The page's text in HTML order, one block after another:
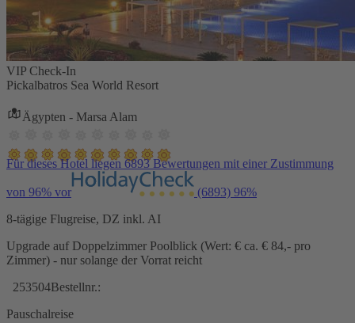
VIP Check-In
Pickalbatros Sea World Resort
Ägypten - Marsa Alam
Für dieses Hotel liegen 6893 Bewertungen mit einer Zustimmung
von 96% vor (6893) 96%
8-tägige Flugreise, DZ inkl. AI
Upgrade auf Doppelzimmer Poolblick (Wert: € ca. € 84,- pro
Zimmer) - nur solange der Vorrat reicht
253504Bestellnr.:
Pauschalreise